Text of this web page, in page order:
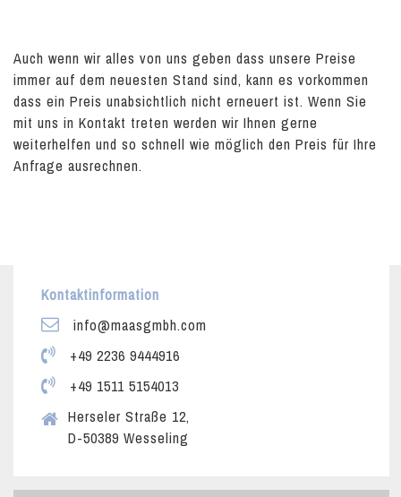
Auch wenn wir alles von uns geben dass unsere Preise
immer auf dem neuesten Stand sind, kann es vorkommen
dass ein Preis unabsichtlich nicht erneuert ist. Wenn Sie
mit uns in Kontakt treten werden wir Ihnen gerne
weiterhelfen und so schnell wie möglich den Preis für Ihre
Anfrage ausrechnen.
Kontaktinformation
info@maasgmbh.com
+49 2236 9444916
+49 1511 5154013
Herseler Straße 12,
D-50389 Wesseling